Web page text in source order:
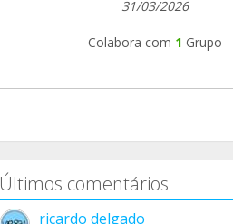
31/03/2026
Colabora com 1 Grupo
Últimos comentários
ricardo delgado